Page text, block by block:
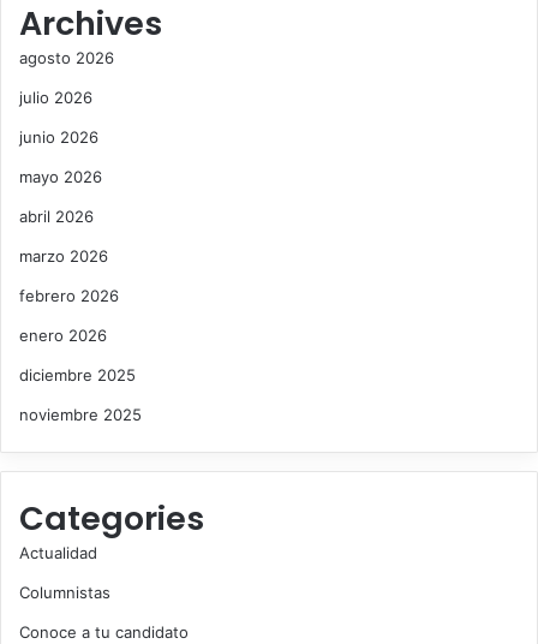
Archives
agosto 2026
julio 2026
junio 2026
mayo 2026
abril 2026
marzo 2026
febrero 2026
enero 2026
diciembre 2025
noviembre 2025
Categories
Actualidad
Columnistas
Conoce a tu candidato